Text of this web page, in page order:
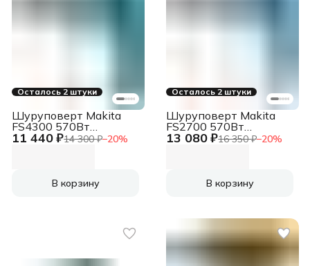
Осталось 2 штуки
11 440 ₽14 300 ₽−20%
Шуруповерт Makita
FS4300 570Вт
патрон:держатель бит
В корзину
Осталось 2 штуки
13 080 ₽16 350 ₽−20%
Шуруповерт Makita
FS2700 570Вт
патрон:шестигр.1/4"
В корзину